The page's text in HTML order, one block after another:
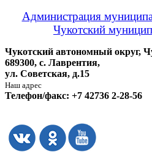
Администрация
Чукотский
Чукотский автономный округ,
689300, с. Лаврентия,
ул. Советская, д.15
Наш адрес
Телефон/факс: +7 42736 2-28-56